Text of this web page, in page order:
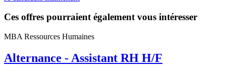
Ces offres pourraient également vous intéresser
MBA Ressources Humaines
Alternance - Assistant RH H/F